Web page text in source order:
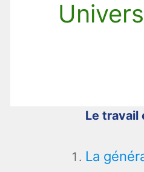
Le travail
La